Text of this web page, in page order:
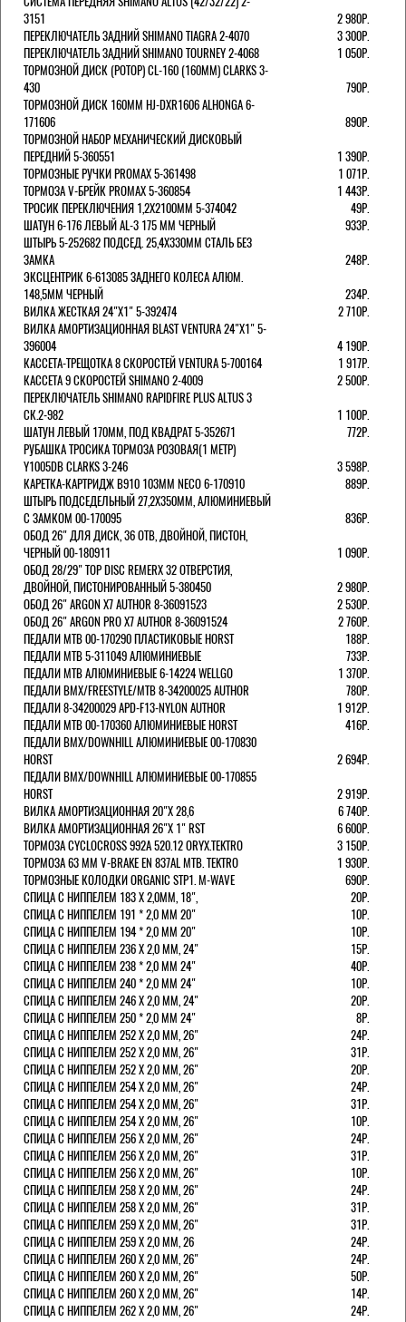
3151
2 980Р.
ПЕРЕКЛЮЧАТЕЛЬ ЗАДНИЙ SHIMANO TIAGRA 2-4070
3 300Р.
ПЕРЕКЛЮЧАТЕЛЬ ЗАДНИЙ SHIMANO TOURNEY 2-4068
1 050Р.
ТОРМОЗНОЙ ДИСК (РОТОР) CL-160 (160ММ) CLARKS 3-
430
790Р.
ТОРМОЗНОЙ ДИСК 160ММ HJ-DXR1606 ALHONGA 6-
171606
890Р.
ТОРМОЗНОЙ НАБОР МЕХАНИЧЕСКИЙ ДИСКОВЫЙ
ПЕРЕДНИЙ 5-360551
1 390Р.
ТОРМОЗНЫЕ РУЧКИ PROMAX 5-361498
1 071Р.
ТОРМОЗА V-БРЕЙК PROMAX 5-360854
1 443Р.
ТРОСИК ПЕРЕКЛЮЧЕНИЯ 1,2Х2100ММ 5-374042
49Р.
ШАТУН 6-176 ЛЕВЫЙ AL-3 175 ММ ЧЕРНЫЙ
933Р.
ШТЫРЬ 5-252682 ПОДСЕД. 25,4Х330ММ СТАЛЬ БЕЗ
ЗАМКА
248Р.
ЭКСЦЕНТРИК 6-613085 ЗАДНЕГО КОЛЕСА АЛЮМ.
148,5ММ ЧЕРНЫЙ
234Р.
ВИЛКА ЖЕСТКАЯ 24"Х1" 5-392474
2 710Р.
ВИЛКА АМОРТИЗАЦИОННАЯ BLAST VENTURA 24"Х1" 5-
396004
4 190Р.
КАССЕТА-ТРЕЩОТКА 8 СКОРОСТЕЙ VENTURA 5-700164
1 917Р.
КАССЕТА 9 СКОРОСТЕЙ SHIMANO 2-4009
2 500Р.
ПЕРЕКЛЮЧАТЕЛЬ SHIMANO RAPIDFIRE PLUS ALTUS 3
СК.2-982
1 100Р.
ШАТУН ЛЕВЫЙ 170ММ, ПОД КВАДРАТ 5-352671
772Р.
РУБАШКА ТРОСИКА ТОРМОЗА РОЗОВАЯ(1 МЕТР)
Y1005DB CLARKS 3-246
3 598Р.
КАРЕТКА-КАРТРИДЖ B910 103ММ NECO 6-170910
889Р.
ШТЫРЬ ПОДСЕДЕЛЬНЫЙ 27,2Х350ММ, АЛЮМИНИЕВЫЙ
С ЗАМКОМ 00-170095
836Р.
ОБОД 26" ДЛЯ ДИСК, 36 ОТВ, ДВОЙНОЙ, ПИСТОН,
ЧЕРНЫЙ 00-180911
1 090Р.
ОБОД 28/29" TOP DISC REMERX 32 ОТВЕРСТИЯ,
ДВОЙНОЙ, ПИСТОНИРОВАННЫЙ 5-380450
2 980Р.
ОБОД 26" ARGON X7 AUTHOR 8-36091523
2 530Р.
ОБОД 26" ARGON PRO X7 AUTHOR 8-36091524
2 760Р.
ПЕДАЛИ МТВ 00-170290 ПЛАСТИКОВЫЕ HORST
188Р.
ПЕДАЛИ MTB 5-311049 АЛЮМИНИЕВЫЕ
733Р.
ПЕДАЛИ MTB АЛЮМИНИЕВЫЕ 6-14224 WELLGO
1 370Р.
ПЕДАЛИ BMX/FREESTYLE/MTB 8-34200025 AUTHOR
780Р.
ПЕДАЛИ 8-34200029 APD-F13-NYLON AUTHOR
1 912Р.
ПЕДАЛИ МТВ 00-170360 АЛЮМИНИЕВЫЕ HORST
416Р.
ПЕДАЛИ BMX/DOWNHILL АЛЮМИНИЕВЫЕ 00-170830
HORST
2 694Р.
ПЕДАЛИ BMX/DOWNHILL АЛЮМИНИЕВЫЕ 00-170855
HORST
2 919Р.
ВИЛКА АМОРТИЗАЦИОННАЯ 20"Х 28,6
6 740Р.
ВИЛКА АМОРТИЗАЦИОННАЯ 26"Х 1" RST
6 600Р.
ТОРМОЗА CYCLOCROSS 992А 520.12 ORYX.TEKTRO
3 150Р.
ТОРМОЗА 63 ММ V-BRAKE EN 837AL MTB. TEKTRO
1 930Р.
ТОРМОЗНЫЕ КОЛОДКИ ORGANIC STP1. M-WAVE
690Р.
СПИЦА С НИППЕЛЕМ 183 Х 2,0ММ, 18",
20Р.
СПИЦА С НИППЕЛЕМ 191 * 2,0 ММ 20"
10Р.
СПИЦА С НИППЕЛЕМ 194 * 2,0 ММ 20"
10Р.
СПИЦА С НИППЕЛЕМ 236 Х 2,0 ММ, 24"
15Р.
СПИЦА С НИППЕЛЕМ 238 * 2,0 ММ 24"
40Р.
СПИЦА С НИППЕЛЕМ 240 * 2,0 ММ 24"
10Р.
СПИЦА С НИППЕЛЕМ 246 Х 2,0 ММ, 24"
20Р.
СПИЦА С НИППЕЛЕМ 250 * 2,0 ММ 24"
8Р.
СПИЦА С НИППЕЛЕМ 252 Х 2,0 ММ, 26"
24Р.
СПИЦА С НИППЕЛЕМ 252 Х 2,0 ММ, 26"
31Р.
СПИЦА С НИППЕЛЕМ 252 Х 2,0 ММ, 26"
20Р.
СПИЦА С НИППЕЛЕМ 254 Х 2,0 ММ, 26"
24Р.
СПИЦА С НИППЕЛЕМ 254 Х 2,0 ММ, 26"
31Р.
СПИЦА С НИППЕЛЕМ 254 Х 2,0 ММ, 26"
10Р.
СПИЦА С НИППЕЛЕМ 256 Х 2,0 ММ, 26"
24Р.
СПИЦА С НИППЕЛЕМ 256 Х 2,0 ММ, 26"
31Р.
СПИЦА С НИППЕЛЕМ 256 Х 2,0 ММ, 26"
10Р.
СПИЦА С НИППЕЛЕМ 258 Х 2,0 ММ, 26"
24Р.
СПИЦА С НИППЕЛЕМ 258 Х 2,0 ММ, 26"
31Р.
СПИЦА С НИППЕЛЕМ 259 Х 2,0 ММ, 26"
31Р.
СПИЦА С НИППЕЛЕМ 259 Х 2,0 ММ, 26
24Р.
СПИЦА С НИППЕЛЕМ 260 Х 2,0 ММ, 26"
24Р.
СПИЦА С НИППЕЛЕМ 260 Х 2,0 ММ, 26"
50Р.
СПИЦА С НИППЕЛЕМ 260 Х 2,0 ММ, 26"
14Р.
СПИЦА С НИППЕЛЕМ 262 Х 2,0 ММ, 26"
24Р.